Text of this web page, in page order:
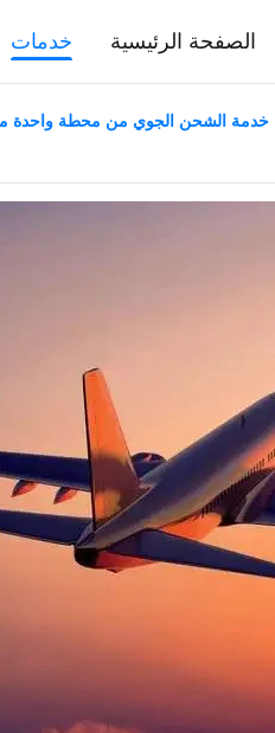
الصفحة الرئيسية خدمات
خدمة الشحن الجوي من محطة واحدة من